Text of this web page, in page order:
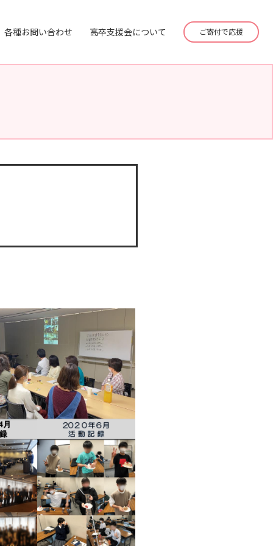
各種お問い合わせ 高卒支援会について ご寄付で応援